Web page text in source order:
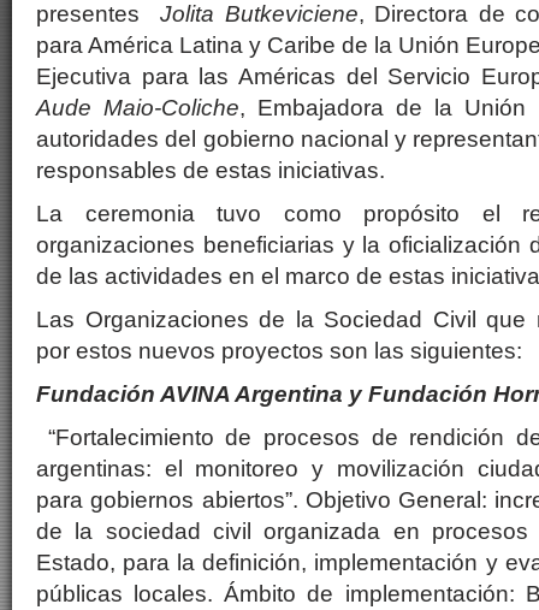
presentes Jolita Butkeviciene, Directora de
para América Latina y Caribe de la Unión
Ejecutiva para las Américas del Servicio
Aude Maio-Coliche, Embajadora de la Unión
autoridades del gobierno nacional y
responsables de estas iniciativas.
La ceremonia tuvo como propósito el
organizaciones beneficiarias y la oficialización
de las actividades en el marco de estas
Las Organizaciones de la Sociedad Civil que
por estos nuevos proyectos son las siguientes:
Fundación AVINA Argentina y Fundación
“Fortalecimiento de procesos de rendición
argentinas: el monitoreo y movilización
para gobiernos abiertos”. Objetivo General:
de la sociedad civil organizada en
Estado, para la definición, implementación y
públicas locales. Ámbito de implementación: